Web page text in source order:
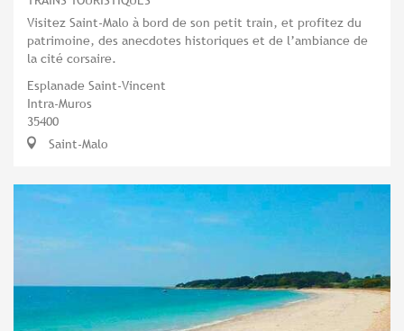
Visitez Saint-Malo à bord de son petit train, et profitez du
patrimoine, des anecdotes historiques et de l’ambiance de
la cité corsaire.
Esplanade Saint-Vincent
Intra-Muros
35400
Saint-Malo